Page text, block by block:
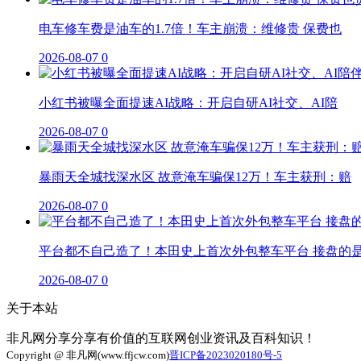
电车修车费是油车的1.7倍！车主崩溃：维修贵 保费也
2026-08-07 0
小红书被曝全面提速AI战略：开启自研AI社交、AI陪
2026-08-07 0
暴雨天全城找深水区 故意淹车骗保12万！车主获刑：赔
2026-08-07 0
平台都不自己造了！本田史上首次外包整车平台 接盘的
2026-08-07 0
关于本站
非凡网分享分享有价值的互联网创业资讯及百科知识！
Copyright @ 非凡网(www.ffjcw.com)晋ICP备2023020180号-5